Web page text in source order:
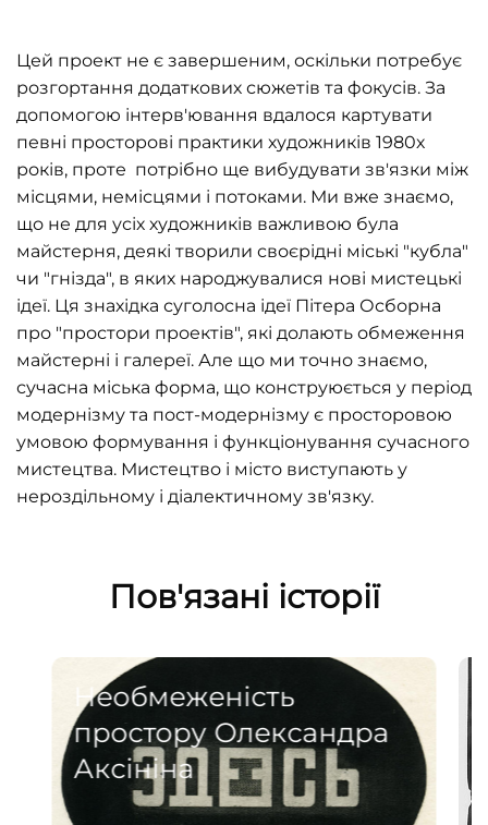
Цей проект не є завершеним, оскільки потребує
розгортання додаткових сюжетів та фокусів. За
допомогою інтерв'ювання вдалося картувати
певні просторові практики художників 1980х
років, проте потрібно ще вибудувати зв'язки між
місцями, немісцями і потоками. Ми вже знаємо,
що не для усіх художників важливою була
майстерня, деякі творили своєрідні міські "кубла"
чи "гнізда", в яких народжувалися нові мистецькі
ідеї. Ця знахідка суголосна ідеї Пітера Осборна
про "простори проектів", які долають обмеження
майстерні і галереї. Але що ми точно знаємо,
сучасна міська форма, що конструюється у період
модернізму та пост-модернізму є просторовою
умовою формування і функціонування сучасного
мистецтва. Мистецтво і місто виступають у
нероздільному і діалектичному зв'язку.
Пов'язані історії
Необмеженість
простору Олександра
Аксініна